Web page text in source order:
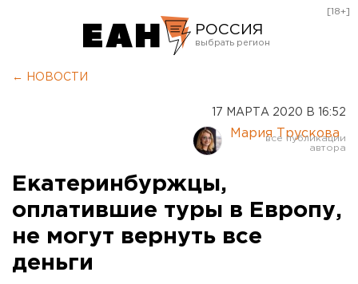
РОССИЯ
Курган
Оренбург
[18+]
← НОВОСТИ
17 МАРТА 2020 В 16:52
Мария Трускова
Екатеринбуржцы,
оплатившие туры в Европу,
не могут вернуть все
деньги